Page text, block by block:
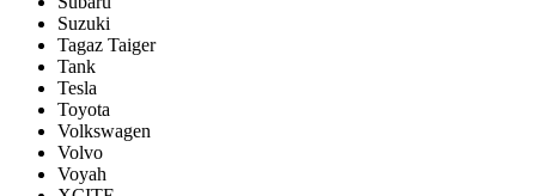
Suzuki
Tagaz Taiger
Tank
Tesla
Toyota
Volkswagen
Volvo
Voyah